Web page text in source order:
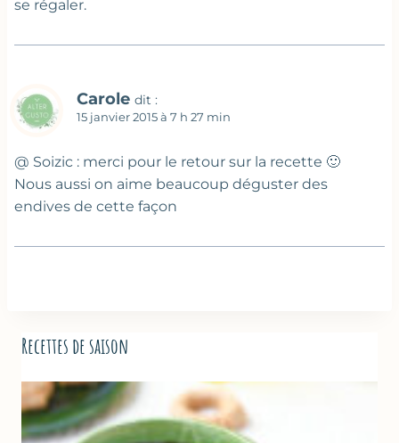
se régaler.
Carole dit :
15 janvier 2015 à 7 h 27 min
@ Soizic : merci pour le retour sur la recette 🙂
Nous aussi on aime beaucoup déguster des
endives de cette façon
Recettes de saison